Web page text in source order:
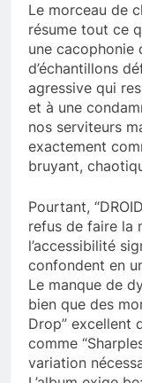
Le morceau de
résume tout ce
une cacophonie
d’échantillons
agressive qui
et à une
nos serviteurs
exactement
bruyant,
Pourtant,
refus de faire la
l’accessibilité
confondent en
Le manque de
bien que des
Drop” excellent
comme
variation